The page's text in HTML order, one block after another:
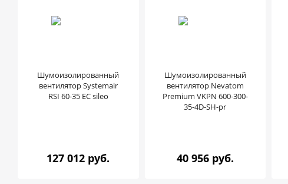
Шумоизолированный
вентилятор Systemair
RSI 60-35 EC sileo
127 012 руб.
Шумоизолированный
вентилятор Nevatom
Premium VKPN 600-300-
35-4D-SH-pr
40 956 руб.